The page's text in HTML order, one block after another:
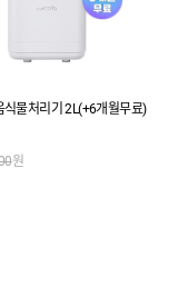
물처리기 2L(+6개월무료)
원